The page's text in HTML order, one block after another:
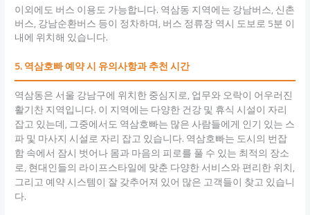
이외에도 버스 이용도 가능합니다. 역삼동 지역에는 강남버스, 신촌
버스, 강남순환버스 등이 정차하며, 버스 정류장 역시 도보로 5분 이
내에 위치해 있습니다.
5. 역삼호빠 예약 시 유의사항과 추천 시간
역삼동은 서울 강남구에 위치한 중심지로, 업무와 오락이 어우러진
활기찬 지역입니다. 이 지역에는 다양한 건강 및 휴식 시설이 자리
잡고 있는데, 그중에서도 역삼호빠는 많은 사람들에게 인기 있는 스
파 및 마사지 시설로 자리 잡고 있습니다. 역삼호빠는 도시의 번잡
함 속에서 잠시 벗어나 몸과 마음의 피로를 풀 수 있는 최적의 장소
로, 현대인들의 라이프스타일에 맞춘 다양한 서비스와 편리한 위치,
그리고 예약 시스템이 잘 갖추어져 있어 많은 고객들이 찾고 있습니
다.